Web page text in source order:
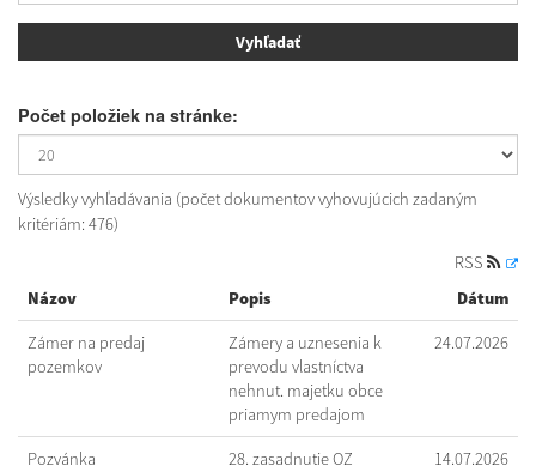
Počet položiek na stránke:
Výsledky vyhľadávania (počet dokumentov vyhovujúcich zadaným
kritériám: 476)
RSS
Názov
Popis Dátum
Zámer na predaj
pozemkov
Zámery a uznesenia k
prevodu vlastníctva
nehnut. majetku obce
priamym predajom
24.07.2026
Pozvánka 28. zasadnutie OZ 14.07.2026